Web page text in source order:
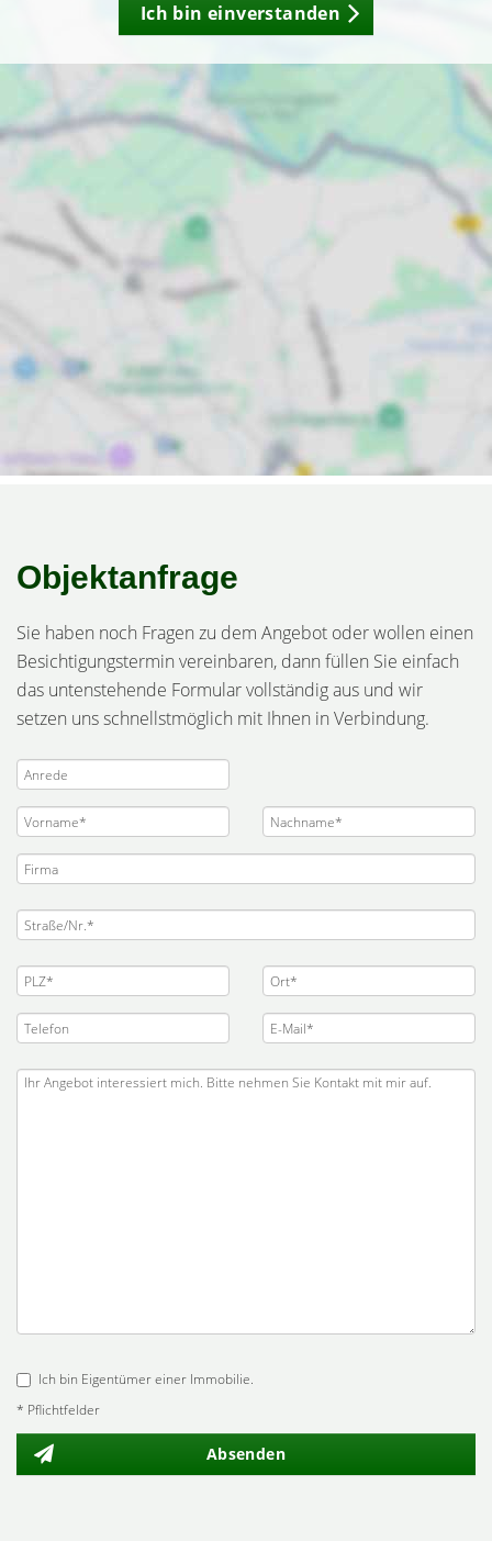
Ich bin einverstanden
Objektanfrage
Sie haben noch Fragen zu dem Angebot oder wollen einen
Besichtigungstermin vereinbaren, dann füllen Sie einfach
das untenstehende Formular vollständig aus und wir
setzen uns schnellstmöglich mit Ihnen in Verbindung.
Ich bin Eigentümer einer Immobilie.
* Pflichtfelder
Absenden